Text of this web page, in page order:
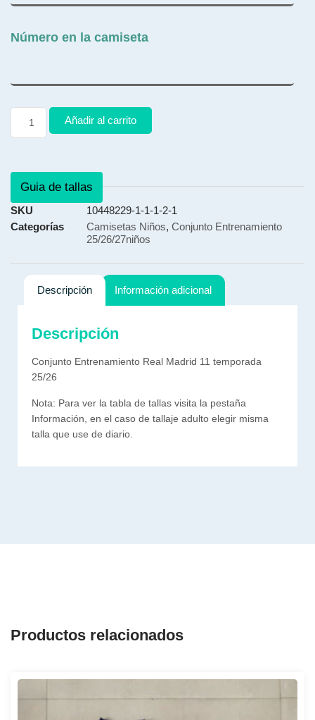
Número en la camiseta
Añadir al carrito
Guia de tallas
SKU
10448229-1-1-1-2-1
Categorías
Camisetas Niños, Conjunto Entrenamiento
25/26/27niños
Descripción Información adicional
Descripción
Conjunto Entrenamiento Real Madrid 11 temporada
25/26
Nota: Para ver la tabla de tallas visita la pestaña
Información, en el caso de tallaje adulto elegir misma
talla que use de diario.
Productos relacionados